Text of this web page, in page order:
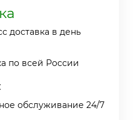
доставка в день
по всей России
обслуживание 24/7